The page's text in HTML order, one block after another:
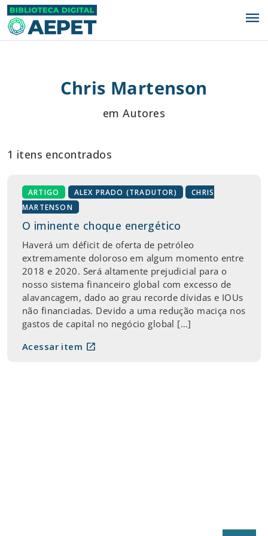
menu
Chris Martenson
em Autores
1 itens encontrados
ARTIGO ALEX PRADO (TRADUTOR)
CHRIS
MARTENSON
O iminente choque energético
Haverá um déficit de oferta de petróleo
extremamente doloroso em algum momento entre
2018 e 2020. Será altamente prejudicial para o
nosso sistema financeiro global com excesso de
alavancagem, dado ao grau recorde dívidas e IOUs
não financiadas. Devido a uma redução maciça nos
gastos de capital no negócio global […]
Acessar item open_in_new